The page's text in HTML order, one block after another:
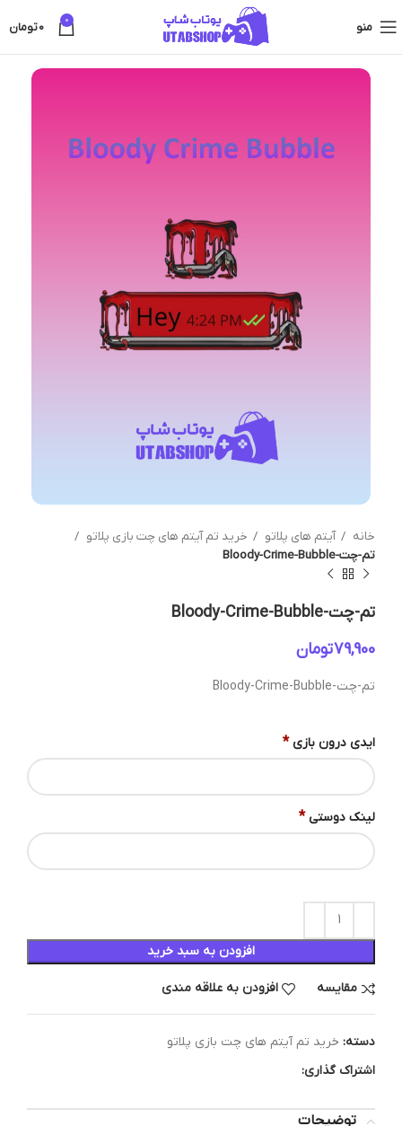
منو 0
0تومان
خانه آیتم های پلاتو
خرید تم آیتم های چت بازی پلاتو
تم-چت-Bloody-Crime-Bubble
تم-چت-Bloody-Crime-Bubble
تومان
تم-چت-Bloody-Crime-Bubble
ایدی درون بازی *
لینک دوستی *
افزودن به سبد خرید
مقایسه افزودن به علاقه مندی
دسته: خرید تم آیتم های چت بازی پلاتو
اشتراک گذاری:
توضیحات